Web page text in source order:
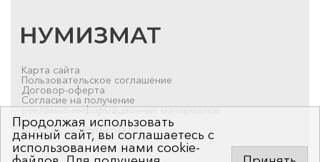
Карта сайта
Пользовательское соглашение
Договор-оферта
Согласие на получение
рекламно-информационных материалов
© 2019-2026 Нумизмат.ru
Продолжая использовать
данный сайт, вы соглашаетесь с
использованием нами cookie-